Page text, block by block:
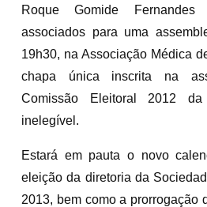
Roque Gomide
associados para uma
19h30, na Associação Médica
chapa única inscrita na
Comissão Eleitoral 2012
inelegível.
Estará em pauta o novo
eleição da diretoria da
2013, bem como a prorrogação